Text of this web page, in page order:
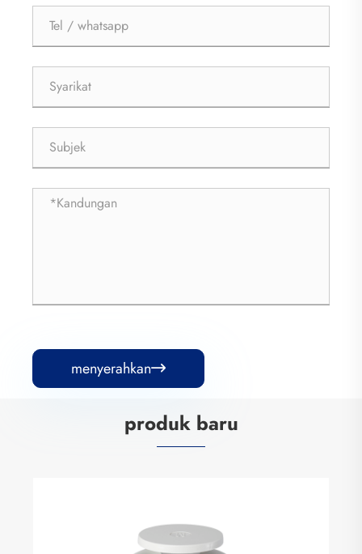
menyerahkan
produk baru